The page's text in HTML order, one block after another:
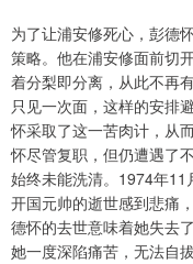
为了让浦安修死心，彭德
策略。他在浦安修面前切
着分梨即分离，从此不再
只见一次面，这样的安排
怀采取了这一苦肉计，从
怀尽管复职，但仍遭遇了
始终未能洗清。1974年11
开国元帅的逝世感到悲痛
德怀的去世意味着她失去
她一度深陷痛苦，无法自拔